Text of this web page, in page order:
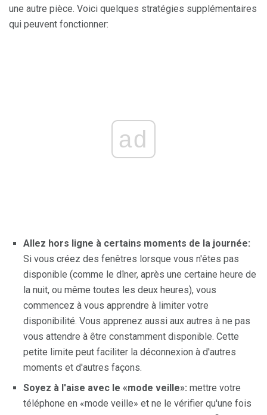
une autre pièce. Voici quelques stratégies supplémentaires
qui peuvent fonctionner:
ad
Allez hors ligne à certains moments de la journée:
Si vous créez des fenêtres lorsque vous n'êtes pas
disponible (comme le dîner, après une certaine heure de
la nuit, ou même toutes les deux heures), vous
commencez à vous apprendre à limiter votre
disponibilité. Vous apprenez aussi aux autres à ne pas
vous attendre à être constamment disponible. Cette
petite limite peut faciliter la déconnexion à d'autres
moments et d'autres façons.
Soyez à l'aise avec le «mode veille»: mettre votre
téléphone en «mode veille» et ne le vérifier qu'une fois